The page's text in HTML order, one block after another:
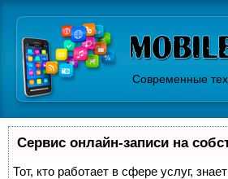
Современные
Сервис онлайн-записи на
Тот, кто работает в сфере услуг,